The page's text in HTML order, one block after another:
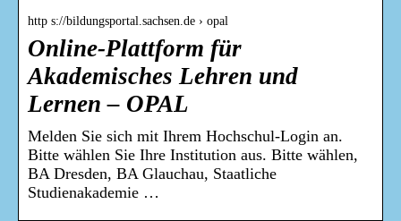
http s://bildungsportal.sachsen.de › opal
Online-Plattform für
Akademisches Lehren und
Lernen – OPAL
Melden Sie sich mit Ihrem Hochschul-Login an.
Bitte wählen Sie Ihre Institution aus. Bitte wählen,
BA Dresden, BA Glauchau, Staatliche
Studienakademie …